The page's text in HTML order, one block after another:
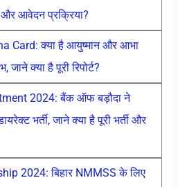
और आवेदन प्रक्रिया?
Card: क्या है आयुष्मान और आभा
क्या है पूरी रिपोर्ट?
2024: बैंक ऑफ बड़ौदा ने
भर्ती, जाने क्या है पूरी भर्ती और
2024: बिहार NMMSS के लिए